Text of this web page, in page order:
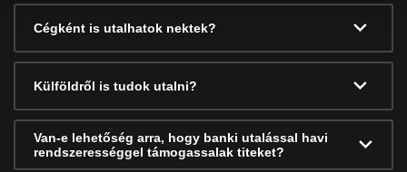
Cégként is utalhatok nektek?
Külföldről is tudok utalni?
Van-e lehetőség arra, hogy banki utalással havi
rendszerességgel támogassalak titeket?